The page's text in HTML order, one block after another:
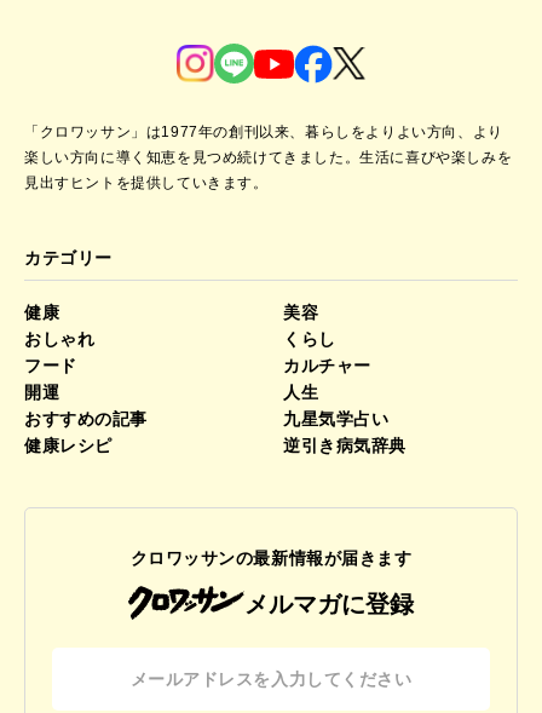
「クロワッサン」は1977年の創刊以来、暮らしをよりよい方向、より
楽しい方向に導く知恵を見つめ続けてきました。生活に喜びや楽しみを
見出すヒントを提供していきます。
カテゴリー
健康
美容
おしゃれ
くらし
フード
カルチャー
開運
人生
おすすめの記事
九星気学占い
健康レシピ
逆引き病気辞典
クロワッサンの最新情報が届きます
メルマガに登録